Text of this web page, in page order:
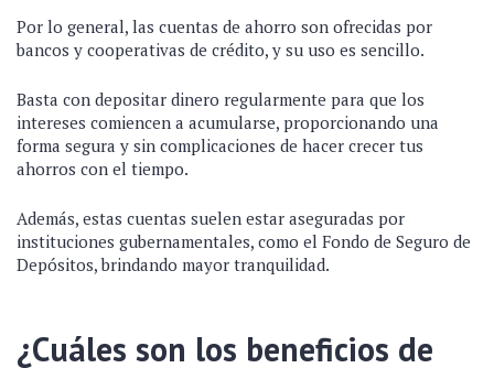
Por lo general, las cuentas de ahorro son ofrecidas por
bancos y cooperativas de crédito, y su uso es sencillo.
Basta con depositar dinero regularmente para que los
intereses comiencen a acumularse, proporcionando una
forma segura y sin complicaciones de hacer crecer tus
ahorros con el tiempo.
Además, estas cuentas suelen estar aseguradas por
instituciones gubernamentales, como el Fondo de Seguro de
Depósitos, brindando mayor tranquilidad.
¿Cuáles son los beneficios de